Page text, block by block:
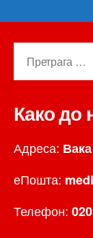
Како до
Адреса:
еПошта:
Телефон: